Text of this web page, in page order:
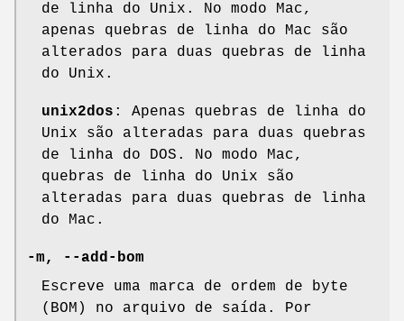
de linha do Unix. No modo Mac,
apenas quebras de linha do Mac são
alterados para duas quebras de linha
do Unix.
unix2dos : Apenas quebras de linha do
Unix são alteradas para duas quebras
de linha do DOS. No modo Mac,
quebras de linha do Unix são
alteradas para duas quebras de linha
do Mac.
-m, --add-bom
Escreve uma marca de ordem de byte
(BOM) no arquivo de saída. Por